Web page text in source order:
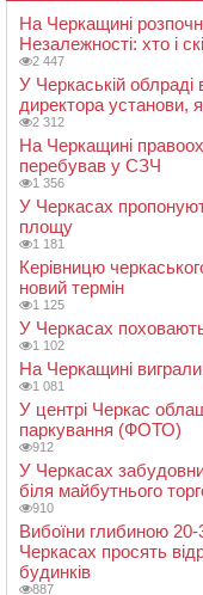
На Черкащині
Незалежності: хто і
2 447
У Черкаській
директора установи,
2 312
На Черкащині
перебував у СЗЧ
1 356
У Черкасах
площу
1 181
Керівницю
новий термін
1 125
У Черкасах
1 102
На Черкащині
1 081
У центрі Черкас
паркування (ФОТО)
912
У Черкасах
біля майбутнього
910
Вибоїни глибиною
Черкасах просять
будинків
887